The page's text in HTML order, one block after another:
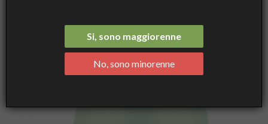
Si, sono maggiorenne
No, sono minorenne